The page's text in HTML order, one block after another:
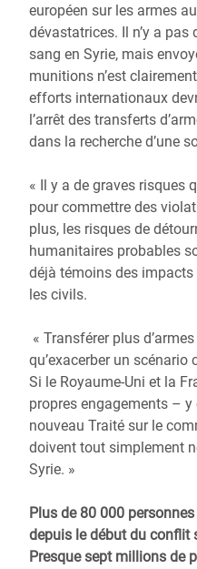
européen sur les armes
dévastatrices. Il n’y a
sang en Syrie, mais
munitions n’est
efforts internationaux
l’arrêt des transferts
dans la recherche d’une
« Il y a de graves risques
pour commettre des
plus, les risques de
humanitaires probables
déjà témoins des
les civils.
« Transférer plus
qu’exacerber un
Si le Royaume-Uni et la
propres engagements –
nouveau Traité sur le
doivent tout simplement
Syrie. »
Plus de 80 000
depuis le début du conflit
Presque sept millions de